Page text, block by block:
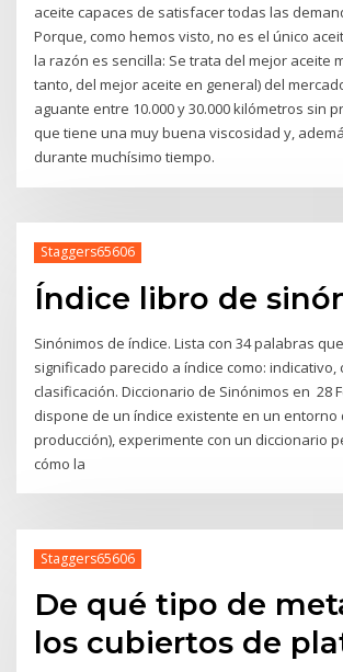
aceite capaces de satisfacer todas las
Porque, como hemos visto, no es el único
la razón es sencilla: Se trata del mejor aceite
tanto, del mejor aceite en general) del
aguante entre 10.000 y 30.000 kilómetros sin
que tiene una muy buena viscosidad y,
durante muchísimo tiempo.
Staggers65606
Índice libro de
Sinónimos de índice. Lista con 34 palabras
significado parecido a índice como: indicativo,
clasificación. Diccionario de Sinónimos en 28
dispone de un índice existente en un entorno
producción), experimente con un diccionario
cómo la
Staggers65606
De qué tipo de
los cubiertos de